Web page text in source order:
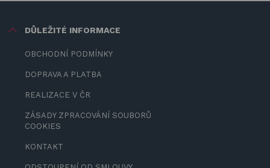
DŮLEŽITÉ INFORMACE
OBCHODNÍ PODMÍNKY
DOPRAVA A PLATBA
REALIZACE V ČR
ZÁSADY ZPRACOVÁNÍ SOUBORŮ
COOKIES
KONTAKT